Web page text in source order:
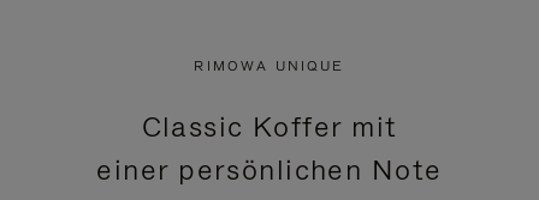
PAUSIERT,
BITTE
KLICKEN
SIE
RIMOWA UNIQUE
Classic Koffer mit
einer persönlichen Note